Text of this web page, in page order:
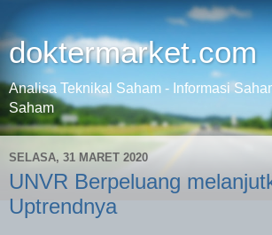
doktermarket.com
Analisa Teknikal Saham - Informasi
Saham
SELASA, 31 MARET 2020
UNVR Berpeluang
Uptrendnya